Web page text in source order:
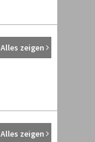
Alles zeigen
Alles zeigen